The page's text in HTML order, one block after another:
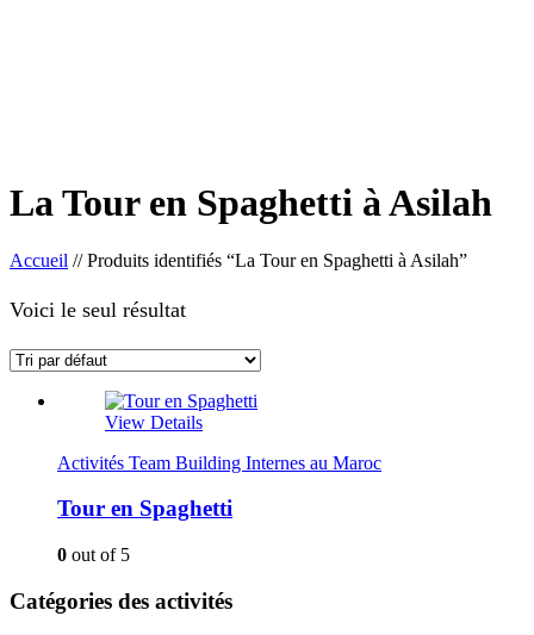
La Tour en Spaghetti à Asilah
Accueil //Produits identifiés “La Tour en Spaghetti à Asilah”
Voici le seul résultat
View Details
Activités Team Building Internes au Maroc
Tour en Spaghetti
0 out of 5
Catégories des activités